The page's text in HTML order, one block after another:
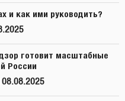
и как ими руководить?
готовит масштабные
России
08.08.2025